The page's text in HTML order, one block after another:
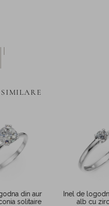
SIMILARE
din aur
solitaire
Inel de
alb cu